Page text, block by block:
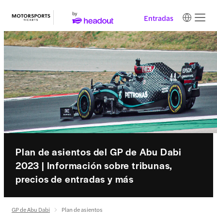
Entradas
Plan de asientos del GP de Abu Dabi
2023 | Información sobre tribunas,
precios de entradas y más
GP de Abu Dabi Plan de asientos